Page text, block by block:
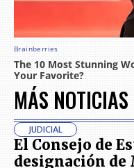
MÁS NOTICIAS
JUDICIAL
El Consejo de
designación de